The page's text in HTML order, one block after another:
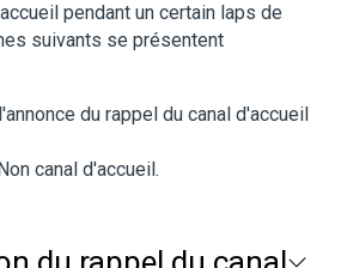
pendant un certain laps de
suivants se présentent
du rappel du canal d'accueil
canal d'accueil.